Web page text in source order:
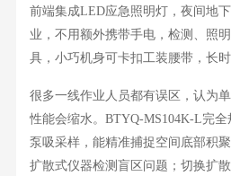
前端集成LED应急照明灯，夜间地
业，不用额外携带手电，检测、照
具，小巧机身可卡扣工装腰带，长
很多一线作业人员都有误区，认为
性能会缩水。 BTYQ-MS104K-L完
泵吸采样，能精准捕捉空间底部积
扩散式仪器检测盲区问题；切换扩